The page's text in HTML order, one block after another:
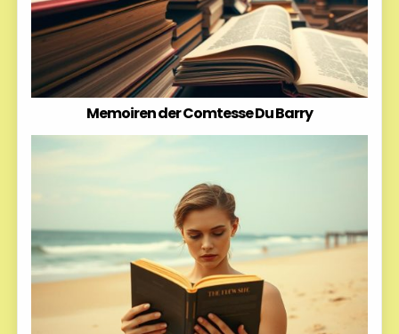
Memoiren der Comtesse Du Barry